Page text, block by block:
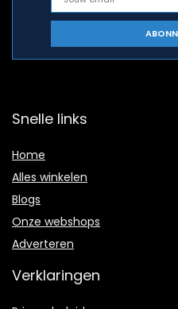
Snelle links
Home
Alles winkelen
Blogs
Onze webshops
Adverteren
Verklaringen